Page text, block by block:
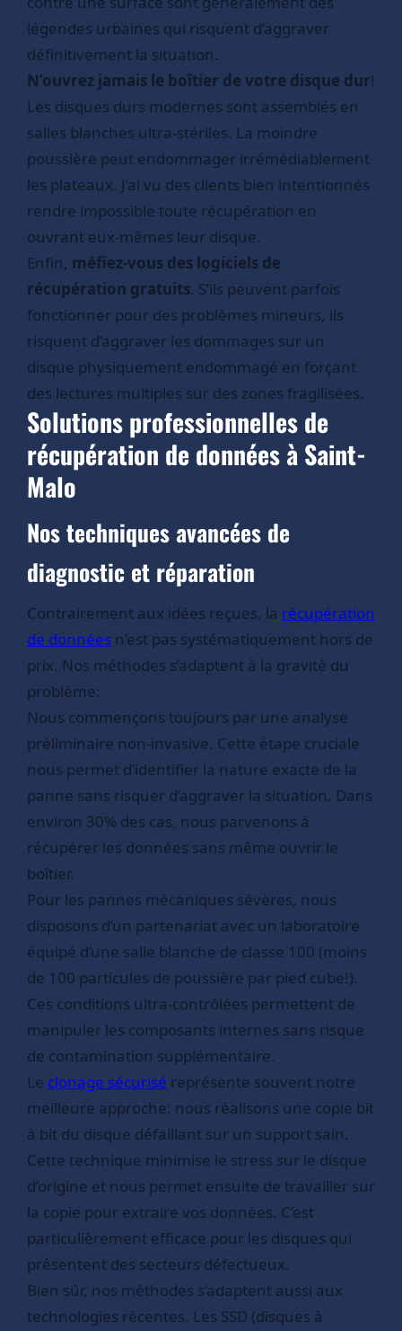
légendes urbaines qui risquent d’aggraver
définitivement la situation.
N’ouvrez jamais le boîtier de votre disque dur!
Les disques durs modernes sont assemblés en
salles blanches ultra-stériles. La moindre
poussière peut endommager irrémédiablement
les plateaux. J’ai vu des clients bien intentionnés
rendre impossible toute récupération en
ouvrant eux-mêmes leur disque.
Enfin, méfiez-vous des logiciels de
récupération gratuits. S’ils peuvent parfois
fonctionner pour des problèmes mineurs, ils
risquent d’aggraver les dommages sur un
disque physiquement endommagé en forçant
des lectures multiples sur des zones fragilisées.
Solutions professionnelles de
récupération de données à Saint-
Malo
Nos techniques avancées de
diagnostic et réparation
Contrairement aux idées reçues, la récupération
de données n’est pas systématiquement hors de
prix. Nos méthodes s’adaptent à la gravité du
problème:
Nous commençons toujours par une analyse
préliminaire non-invasive. Cette étape cruciale
nous permet d’identifier la nature exacte de la
panne sans risquer d’aggraver la situation. Dans
environ 30% des cas, nous parvenons à
récupérer les données sans même ouvrir le
boîtier.
Pour les pannes mécaniques sévères, nous
disposons d’un partenariat avec un laboratoire
équipé d’une salle blanche de classe 100 (moins
de 100 particules de poussière par pied cube!).
Ces conditions ultra-contrôlées permettent de
manipuler les composants internes sans risque
de contamination supplémentaire.
Le clonage sécurisé représente souvent notre
meilleure approche: nous réalisons une copie bit
à bit du disque défaillant sur un support sain.
Cette technique minimise le stress sur le disque
d’origine et nous permet ensuite de travailler sur
la copie pour extraire vos données. C’est
particulièrement efficace pour les disques qui
présentent des secteurs défectueux.
Bien sûr, nos méthodes s’adaptent aussi aux
technologies récentes. Les SSD (disques à